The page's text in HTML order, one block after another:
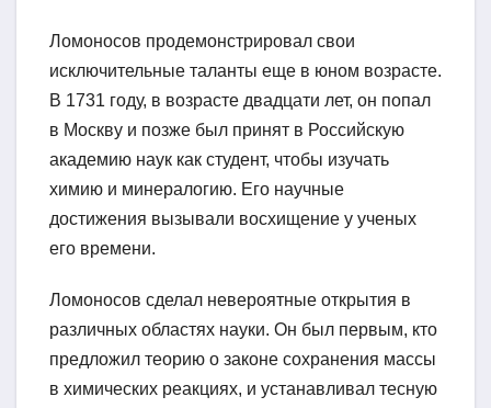
Ломоносов продемонстрировал свои
исключительные таланты еще в юном возрасте.
В 1731 году, в возрасте двадцати лет, он попал
в Москву и позже был принят в Российскую
академию наук как студент, чтобы изучать
химию и минералогию. Его научные
достижения вызывали восхищение у ученых
его времени.
Ломоносов сделал невероятные открытия в
различных областях науки. Он был первым, кто
предложил теорию о законе сохранения массы
в химических реакциях, и устанавливал тесную